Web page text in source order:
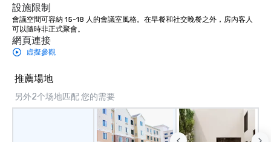
設施限制
會議空間可容納 15-18 人的會議室風格。在早餐和社交晚餐之外，房內客人
可以隨時非正式聚會。
網頁連接
虛擬參觀
推薦場地
另外2个场地匹配 您的需要